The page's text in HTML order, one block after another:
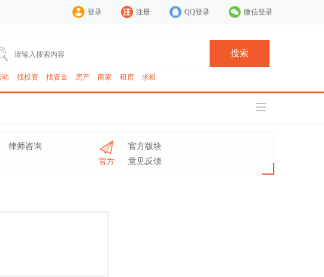
登录 注册 QQ登录 微信登录
搜索
动 找投资 找资金 房产 商家 租房 求租
律师咨询
官方
官方版块
意见反馈